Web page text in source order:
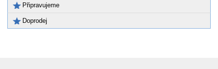
Připravujeme
Doprodej